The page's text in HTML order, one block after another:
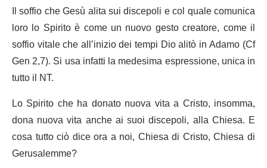
Il soffio che Gesù alita sui discepoli e col quale comunica
loro lo Spirito è come un nuovo gesto creatore, come il
soffio vitale che all’inizio dei tempi Dio alitò in Adamo (Cf
Gen 2,7). Si usa infatti la medesima espressione, unica in
tutto il NT.
Lo Spirito che ha donato nuova vita a Cristo, insomma,
dona nuova vita anche ai suoi discepoli, alla Chiesa. E
cosa tutto ciò dice ora a noi, Chiesa di Cristo, Chiesa di
Gerusalemme?